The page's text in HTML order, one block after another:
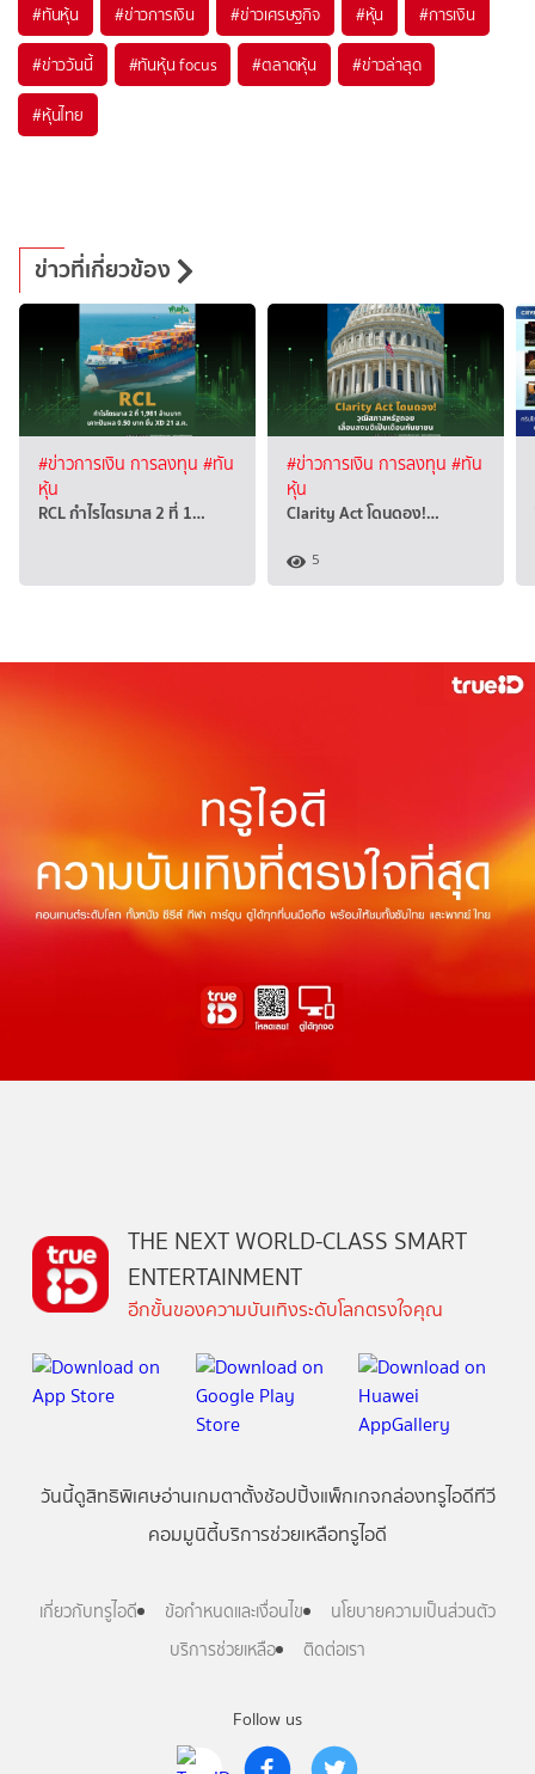
#ทันหุ้น #ข่าวการเงิน #ข่าวเศรษฐกิจ #หุ้น #การเงิน
#ข่าววันนี้ #ทันหุ้น focus #ตลาดหุ้น #ข่าวล่าสุด
#หุ้นไทย
ข่าวที่เกี่ยวข้อง
#ข่าวการเงิน การลงทุน #ทัน
หุ้น
RCL กำไรไตรมาส 2 ที่ 1…
#ข่าวการเงิน การลงทุน #ทัน
หุ้น
Clarity Act โดนดอง!…
5
Follow us
THE NEXT WORLD-CLASS SMART
ENTERTAINMENT
อีกขั้นของความบันเทิงระดับโลกตรงใจคุณ
วันนี้ดูสิทธิพิเศษอ่านเกมตาตั้งช้อปปิ้งแพ็กเกจกล่องทรูไอดีทีวี
คอมมูนิตี้บริการช่วยเหลือทรูไอดี
เกี่ยวกับทรูไอดี ข้อกำหนดและเงื่อนไข
นโยบายความเป็นส่วนตัว
บริการช่วยเหลือ
ติดต่อเรา